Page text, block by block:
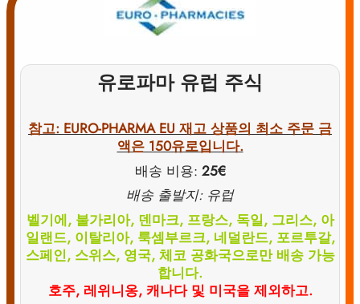
유로파마 유럽 주식
참고: EURO-PHARMA EU 재고 상품의 최소 주문 금
액은 150유로입니다.
배송 비용: 25€
배송 출발지: 유럽
벨기에, 불가리아, 덴마크, 프랑스, 독일, 그리스, 아
일랜드, 이탈리아, 룩셈부르크, 네덜란드, 포르투갈,
스페인, 스위스, 영국, 체코 공화국으로만 배송 가능
합니다.
호주, 레위니옹, 캐나다 및 미국을 제외하고.